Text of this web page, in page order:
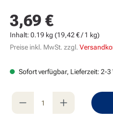
Regulärer Preis:
3,69 €
Inhalt: 0.19 kg (19,42 € / 1 kg)
Preise inkl. MwSt. zzgl.
Sofort verfügbar, Lieferzeit: 2-3
Produkt Anzahl: Gib